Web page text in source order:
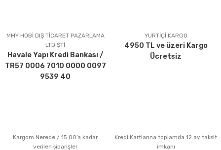
Ürün açıklamasında eksik bilgiler bulunuyor.
Ürün bilgilerinde hatalar bulunuyor.
Ürün fiyatı diğer sitelerden daha pahalı.
Bu ürüne benzer farklı alternatifler olmalı.
Gönder
MMY HOBİ DIŞ TİCARET PAZARLAMA
LTD.ŞTİ
Havale Yapı Kredi Bankası /
TR57 0006 7010 0000 0097
9539 40
YURTİÇİ KARGO
4950 TL ve üzeri Kargo
Ücretsiz
Kargom Nerede / 15:00’a kadar
verilen siparişler
Kredi Kartlarına toplamda 12 ay taksit
imkanı